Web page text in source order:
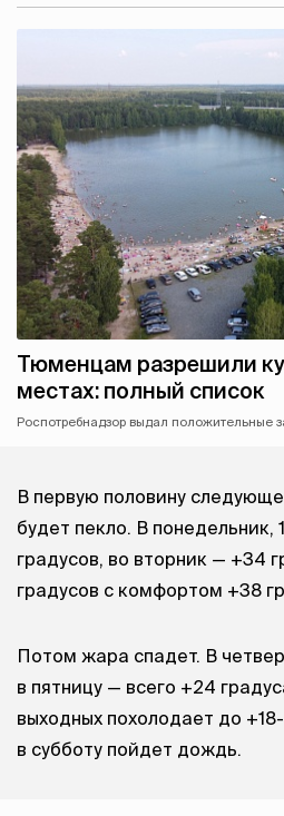
Тюменцам разрешили
местах: полный список
Роспотребнадзор выдал положительные
В первую половину
будет пекло. В понедельник,
градусов, во вторник — +34
градусов с комфортом +38
Потом жара спадет. В
в пятницу — всего +24
выходных похолодает до
в субботу пойдет дождь.